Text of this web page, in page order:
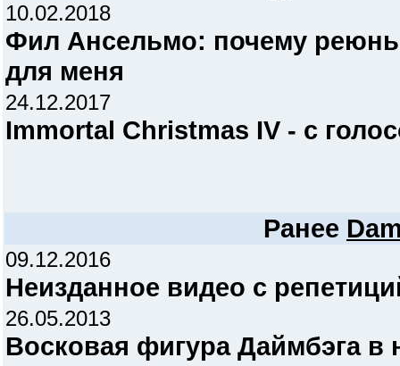
10.02.2018
Фил Ансельмо: почему
для меня
24.12.2017
Immortal Christmas IV - с
Ранее
09.12.2016
Неизданное видео с
26.05.2013
Восковая фигура Даймбэга в